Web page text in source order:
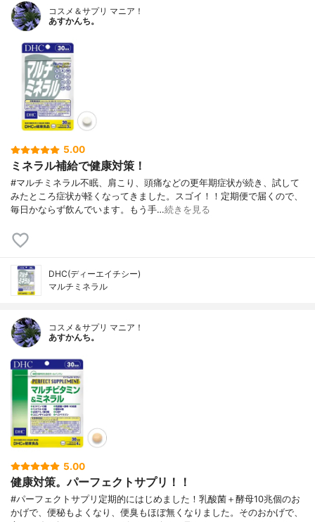
コスメ＆サプリ マニア！
あすかんち。
5.00
ミネラル補給で健康対策！
#マルチミネラル不眠、肩こり、頭痛などの更年期症状が続き、試して
みたところ症状が軽くなってきました。スゴイ！！定期便で届くので、
毎日かならず飲んでいます。もう手…続きを見る
DHC(ディーエイチシー)
マルチミネラル
コスメ＆サプリ マニア！
あすかんち。
5.00
健康対策。パーフェクトサプリ！！
#パーフェクトサプリ定期的にはじめました！乳酸菌＋酵母10兆個のお
かげで、便秘もよくなり、便臭もほぼ無くなりました。そのおかげで、